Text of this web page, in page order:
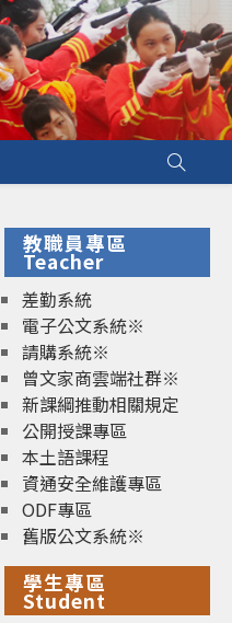
教職員專區
Teacher
差勤系統
電子公文系統※
請購系統※
曾文家商雲端社群※
新課綱推動相關規定
公開授課專區
本土語課程
資通安全維護專區
ODF專區
舊版公文系統※
學生專區
Student